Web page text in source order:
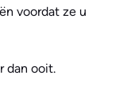
voordat ze u
dan ooit.